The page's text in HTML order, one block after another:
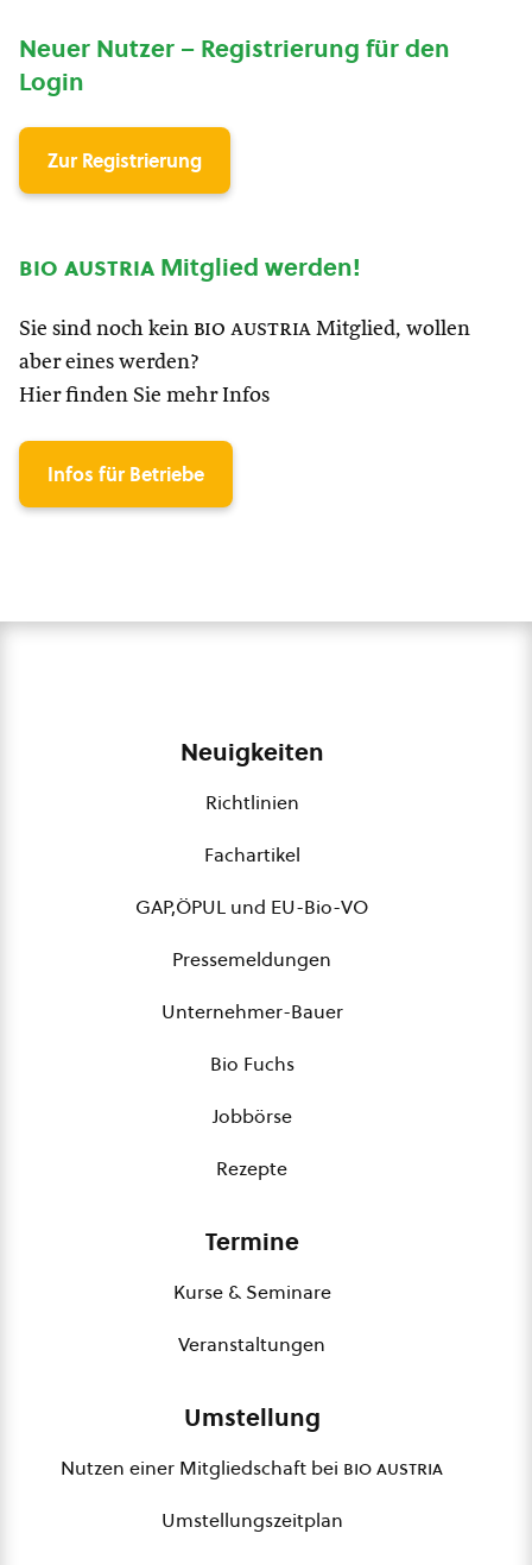
Neuer Nutzer – Registrierung für den
Login
Zur Registrierung
bio austria Mitglied werden!
Sie sind noch kein bio austria Mitglied, wollen
aber eines werden?
Hier finden Sie mehr Infos
Infos für Betriebe
Neuigkeiten
Richtlinien
Fachartikel
GAP,ÖPUL und EU-Bio-VO
Pressemeldungen
Unternehmer-Bauer
Bio Fuchs
Jobbörse
Rezepte
Termine
Kurse & Seminare
Veranstaltungen
Umstellung
Nutzen einer Mitgliedschaft bei bio austria
Umstellungszeitplan